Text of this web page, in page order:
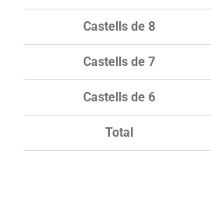
Total
Castells de 8
Castells de 7
Castells de 6